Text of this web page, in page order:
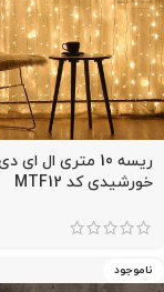
خورشیدی کد MTF12
ناموجود